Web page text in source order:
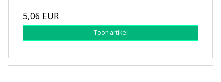
5,06 EUR
Toon artikel